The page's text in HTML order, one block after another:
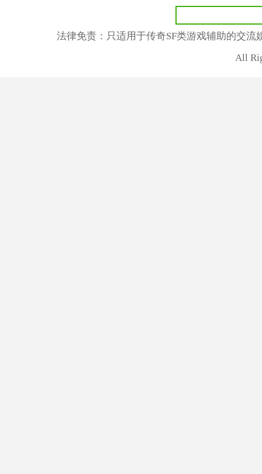
法律免责：只适用于传奇SF类游戏辅助的交
All